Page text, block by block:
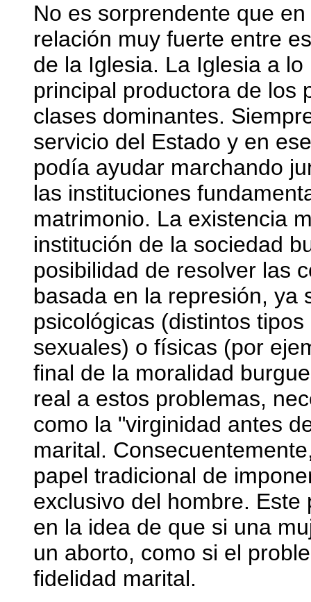
No es sorprendente que
relación muy fuerte entre
de la Iglesia. La Iglesia a
principal productora de los
clases dominantes.
servicio del Estado y en
podía ayudar marchando
las instituciones
matrimonio. La existencia
institución de la sociedad
posibilidad de resolver las
basada en la represión, ya
psicológicas (distintos
sexuales) o físicas (por
final de la moralidad
real a estos problemas,
como la "virginidad antes
marital.
papel tradicional de
exclusivo del hombre.
en la idea de que si una
un aborto, como si el
fidelidad marital.